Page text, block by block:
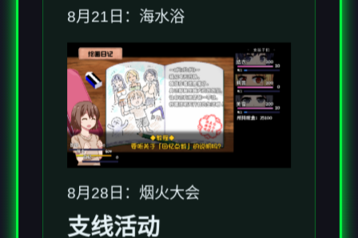
8月21日：海水浴
8月28日：烟火大会
支线活动